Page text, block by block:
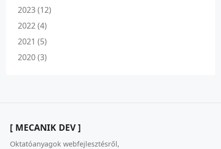
2023 (12)
2022 (4)
2021 (5)
2020 (3)
[ MECANIK DEV ]
Oktatóanyagok webfejlesztésről,